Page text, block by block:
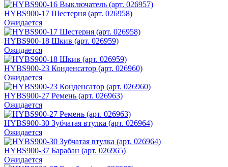
HYBS900-17 Шестерня (арт. 026958)
Ожидается
HYBS900-18 Шкив (арт. 026959)
Ожидается
HYBS900-23 Конденсатор (арт. 026960)
Ожидается
HYBS900-27 Ремень (арт. 026963)
Ожидается
HYBS900-30 Зубчатая втулка (арт. 026964)
Ожидается
HYBS900-37 Барабан (арт. 026965)
Ожидается